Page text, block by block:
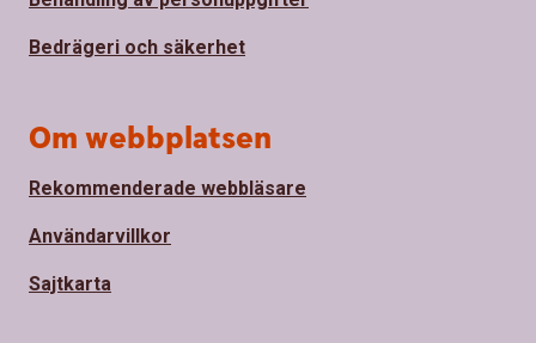
Bedrägeri och säkerhet
Om webbplatsen
Rekommenderade webbläsare
Användarvillkor
Sajtkarta